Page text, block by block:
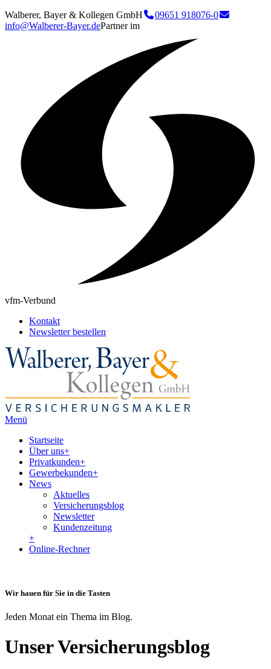
Walberer, Bayer & Kollegen GmbH
09651 918076-0
info@Walberer-Bayer.dePartner im
vfm-Verbund
Kontakt
Newsletter bestellen
Menü
Startseite
Über uns+
Privatkunden+
Gewerbekunden+
News
Aktuelles
Versicherungsblog
Newsletter
Kundenzeitung
+
Online-Rechner
Wir hauen für Sie in die Tasten
Jeden Monat ein Thema im Blog.
Unser Versicherungsblog